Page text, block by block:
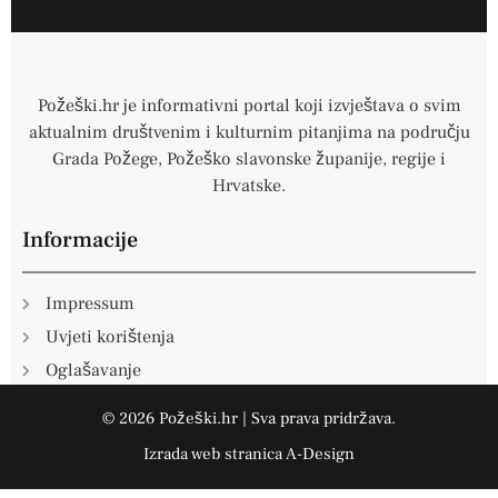
o
f
Požeški.hr je informativni portal koji izvještava o svim
aktualnim društvenim i kulturnim pitanjima na području
Grada Požege, Požeško slavonske županije, regije i
Hrvatske.
Informacije
Impressum
Uvjeti korištenja
Oglašavanje
© 2026 Požeški.hr | Sva prava pridržava.
Izrada web stranicaA-Design